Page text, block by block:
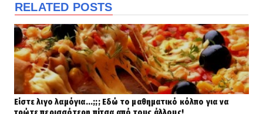
RELATED POSTS
Είστε λιγο λαμόγια...;;; Εδώ το μαθηματικό κόλπο για να